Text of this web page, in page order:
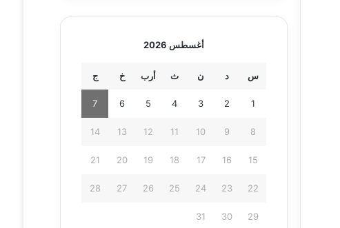
أغسطس 2026
س د ن ث أرب خ ج
1
2
3
4
5
6
7
8
9
10
11
12
13
14
15
16
17
18
19
20
21
22
23
24
25
26
27
28
29
30
31